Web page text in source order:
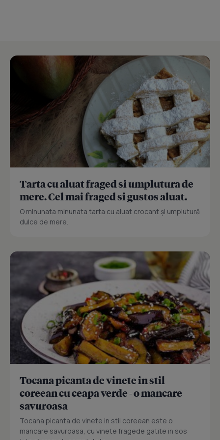
Tarta cu aluat fraged si umplutura de
mere. Cel mai fraged si gustos aluat.
O minunata minunata tarta cu aluat crocant și umplutură
dulce de mere.
Tocana picanta de vinete in stil
coreean cu ceapa verde - o mancare
savuroasa
Tocana picanta de vinete in stil coreean este o
mancare savuroasa, cu vinete fragede gatite in sos